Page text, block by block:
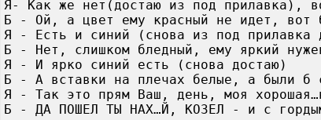
Я- Как же нет(достаю из под прилавка),
Б - Ой, а цвет ему красный не идет, вот
Я - Есть и синий (снова из под прилавка
Б - Нет, слишком бледный, ему яркий
Я - И ярко синий есть (снова достаю)
Б - А вставки на плечах белые, а были б
Я - Так это прям Ваш, день, моя
Б - ДА ПОШЕЛ ТЫ НАХ…Й, КОЗЕЛ - и с